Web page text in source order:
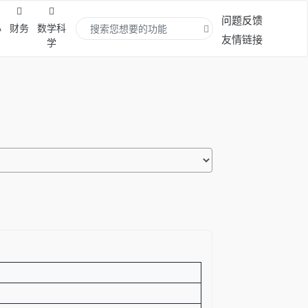
财务
数学科
学
问题反馈
友情链接